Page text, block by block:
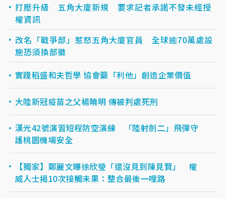
打壓升級 五角大廈新規 要求記者承諾不發未經授
權資訊
改名「戰爭部」惹怒五角大廈官員 全球逾70萬處設
施恐須換部徽
實踐稻盛和夫哲學 協會籲「利他」創造企業價值
大陸新冠疫苗之父楊曉明 傳被判處死刑
漢光42號演習短程防空演練 「陸射劍二」飛彈守
護桃園機場安全
【獨家】鄭麗文曝徐欣瑩「還沒見到陳見賢」 權
威人士揭10次接觸未果：整合最後一哩路